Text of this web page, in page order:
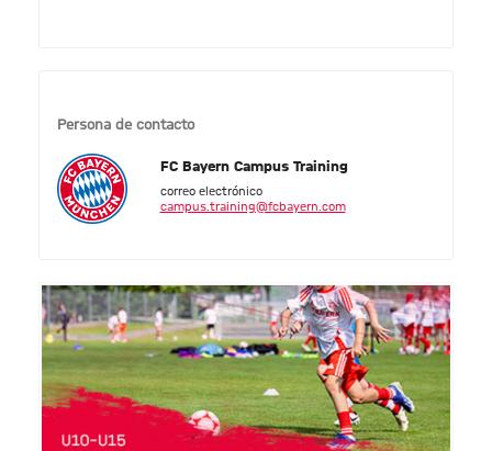
Persona de contacto
FC Bayern Campus Training
correo electrónico
campus.training@fcbayern.com